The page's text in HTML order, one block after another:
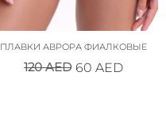
ПЛАВКИ АВРОРА ФИАЛКОВЫЕ
120AED 60 AED